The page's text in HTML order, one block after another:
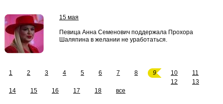
15 мая
Певица Анна Семенович поддержала Прохора
Шаляпина в желании не уработаться.
1 2 3 4 5 6 7 8 9 10
11
12
13
14
15 16 17 18 все